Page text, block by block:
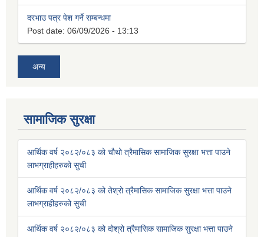
दरभाउ पत्र पेश गर्ने सम्बन्धमा
Post date: 06/09/2026 - 13:13
अन्य
सामाजिक सुरक्षा
आर्थिक वर्ष २०८२/०८३ को चौथो त्रैमासिक सामाजिक सुरक्षा भत्ता पाउने
लाभग्राहीहरुको सुची
आर्थिक वर्ष २०८२/०८३ को तेश्रो त्रैमासिक सामाजिक सुरक्षा भत्ता पाउने
लाभग्राहीहरुको सुची
आर्थिक वर्ष २०८२/०८३ को दोश्रो त्रैमासिक सामाजिक सुरक्षा भत्ता पाउने